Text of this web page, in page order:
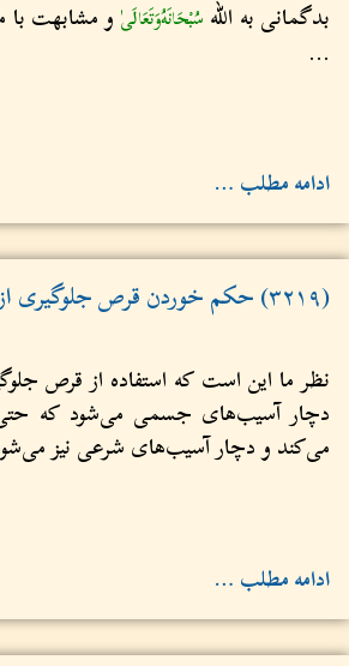
بدگمانی به الله سُبْحَانَهُ‌وَتَعَالَى و مشابهت با
...
ادامه مطلب …
(۳۲۱۹) حکم خوردن قرص جلوگیری از بارداری توسط زنان
نظر ما این است که استفاده از قرص
دچار آسیب‌های جسمی‌ می‌شود که حتی
می‌کند و دچار آسیب‌های شرعی نیز
ادامه مطلب …